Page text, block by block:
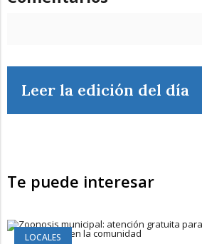
Leer la edición del día
Te puede interesar
LOCALES